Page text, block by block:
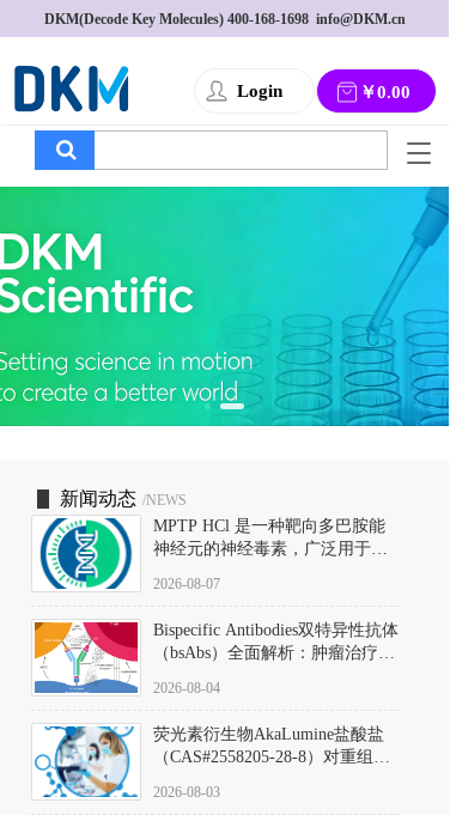
DKM(Decode Key Molecules) 400-168-1698
  info@DKM.cn
Login ￥0.00
T
g
g
l
a
v
i
g
a
新闻动态 /NEWS
MPTP HCl 是一种靶向多巴胺能
神经元的神经毒素，广泛用于构
以盐酸盐形式存在，可触发线粒
体介导的神经元凋亡。其经典应
用即为选择性损毁中脑黑质致密
部多巴胺能神经元，从而可靠模
拟帕金森病的核心病理与行为表
2026-08-07
Bispecific Antibodies双特异性抗体
（bsAbs）全面解析：肿瘤治疗的
2026-08-04
荧光素衍生物AkaLumine盐酸盐
（CAS#2558205-28-8）对重组萤
数（Km）为2.06 μM；其近红外
2026-08-03